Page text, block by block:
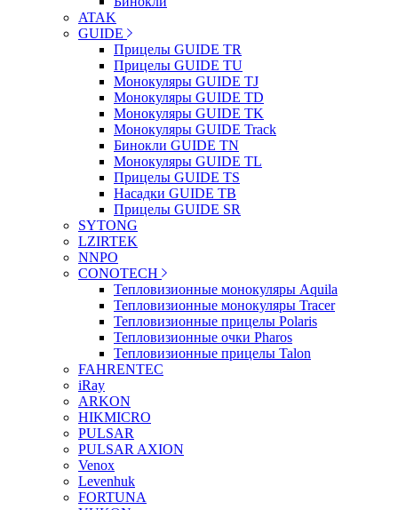
ATAK
GUIDE
Прицелы GUIDE TR
Прицелы GUIDE TU
Монокуляры GUIDE TJ
Монокуляры GUIDE TD
Монокуляры GUIDE TK
Монокуляры GUIDE Track
Бинокли GUIDE TN
Монокуляры GUIDE TL
Прицелы GUIDE TS
Насадки GUIDE TB
Прицелы GUIDE SR
SYTONG
LZIRTEK
NNPO
CONOTECH
Тепловизионные монокуляры Aquila
Тепловизионные монокуляры Tracer
Тепловизионные прицелы Polaris
Тепловизионные очки Pharos
Тепловизионные прицелы Talon
FAHRENTEC
iRay
ARKON
HIKMICRO
PULSAR
PULSAR AXION
Venox
Levenhuk
FORTUNA